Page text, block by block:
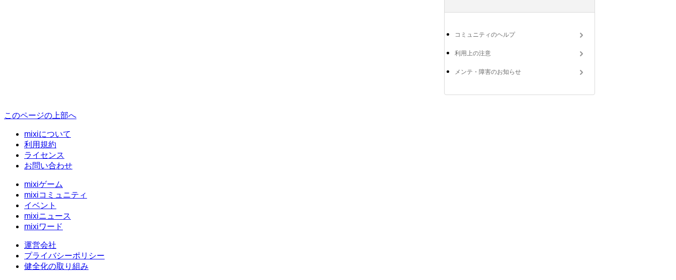
コミュニティのヘルプ
利用上の注意
メンテ・障害のお知らせ
このページの上部へ
mixiについて
利用規約
ライセンス
お問い合わせ
mixiゲーム
mixiコミュニティ
イベント
mixiニュース
mixiワード
運営会社
プライバシーポリシー
健全化の取り組み